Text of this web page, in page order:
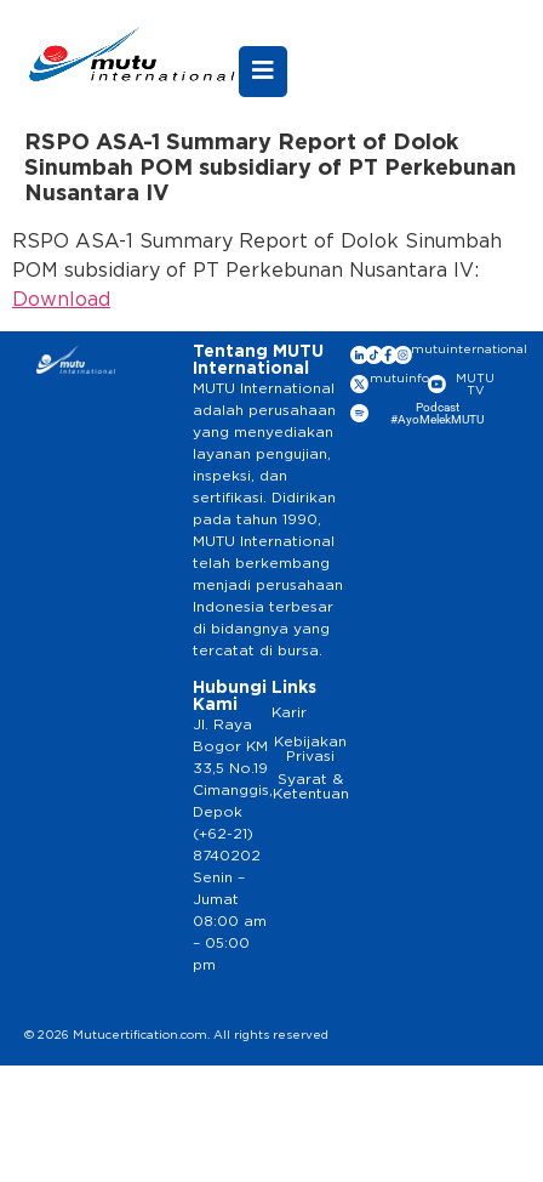
RSPO ASA-1 Summary Report of Dolok
Sinumbah POM subsidiary of PT Perkebunan
Nusantara IV
RSPO ASA-1 Summary Report of Dolok Sinumbah
POM subsidiary of PT Perkebunan Nusantara IV:
Download
Tentang MUTU
International
MUTU International
adalah perusahaan
yang menyediakan
layanan pengujian,
inspeksi, dan
sertifikasi. Didirikan
pada tahun 1990,
MUTU International
telah berkembang
menjadi perusahaan
Indonesia terbesar
di bidangnya yang
tercatat di bursa.
Hubungi
Kami
Jl. Raya
Bogor KM
33,5 No.19
Cimanggis,
Depok
(+62-21)
8740202
Senin –
Jumat
08:00 am
– 05:00
pm
Links
Karir
Kebijakan
Privasi
Syarat &
Ketentuan
mutuinternational
mutuinfo
MUTU
TV
Podcast
#AyoMelekMUTU
© 2026 Mutucertification.com. All rights reserved